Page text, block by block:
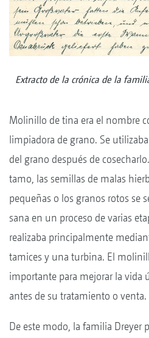
Extracto de la crónica de la
Molinillo de tina era el nombre
limpiadora de grano. Se
del grano después de
tamo, las semillas de malas
pequeñas o los granos rotos se
sana en un proceso de varias
realizaba principalmente
tamices y una turbina. El
importante para mejorar la vida
antes de su tratamiento o venta.
De este modo, la familia Dreyer